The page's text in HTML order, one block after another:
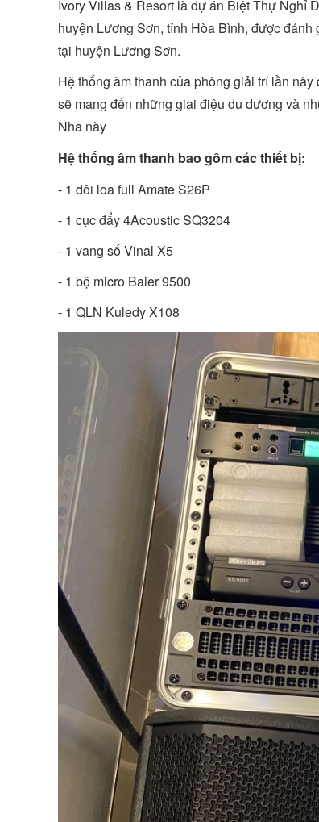
Ivory Villas & Resort là dự án Biệt Thự Nghỉ
huyện Lương Sơn, tỉnh Hòa Bình, được
tại huyện Lương Sơn.
Hệ thống âm thanh của phòng giải trí lần
sẽ mang đến những giai điệu du dương và
Nha này
Hệ thống âm thanh bao gồm các thiết bị:
- 1 đôi loa full Amate S26P
- 1 cục đẩy 4Acoustic SQ3204
- 1 vang số Vinal X5
- 1 bộ micro Baier 9500
- 1 QLN Kuledy X108